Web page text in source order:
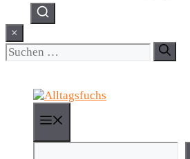
×
Suchen
nach:
Suchen